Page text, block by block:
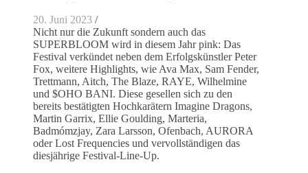
20. Juni 2023 /
Nicht nur die Zukunft sondern auch das
SUPERBLOOM wird in diesem Jahr pink: Das
Festival verkündet neben dem Erfolgskünstler Peter
Fox, weitere Highlights, wie Ava Max, Sam Fender,
Trettmann, Aitch, The Blaze, RAYE, Wilhelmine
und $OHO BANI. Diese gesellen sich zu den
bereits bestätigten Hochkarätern Imagine Dragons,
Martin Garrix, Ellie Goulding, Marteria,
Badmómzjay, Zara Larsson, Ofenbach, AURORA
oder Lost Frequencies und vervollständigen das
diesjährige Festival-Line-Up.